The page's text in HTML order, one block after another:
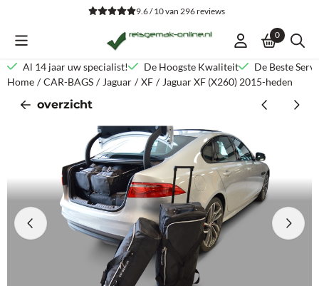
Cookievoorkeuren zijn beschikbaar. Kies instellingen of sta alle
9.6 / 10van296reviews
0
Al 14 jaar uw specialist! De Hoogste Kwaliteit
De Beste
Home / CAR-BAGS / Jaguar / XF / Jaguar XF (X260) 2015-heden
overzicht